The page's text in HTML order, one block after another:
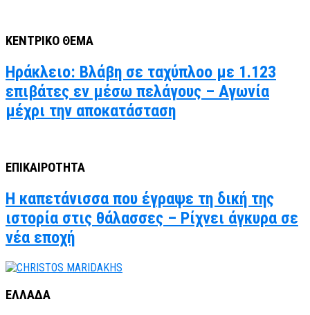
ΚΕΝΤΡΙΚΟ ΘΕΜΑ
Ηράκλειο: Βλάβη σε ταχύπλοο με 1.123
επιβάτες εν μέσω πελάγους – Αγωνία
μέχρι την αποκατάσταση
ΕΠΙΚΑΙΡΟΤΗΤΑ
Η καπετάνισσα που έγραψε τη δική της
ιστορία στις θάλασσες – Ρίχνει άγκυρα σε
νέα εποχή
ΕΛΛΑΔΑ